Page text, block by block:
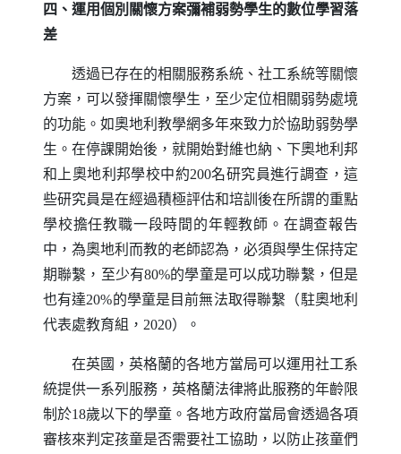
四、運用個別關懷方案彌補弱勢學生的數位學習落
差
透過已存在的相關服務系統、社工系統等關懷
方案，可以發揮關懷學生，至少定位相關弱勢處境
的功能。如奧地利教學網多年來致力於協助弱勢學
生。在停課開始後，就開始對維也納、下奧地利邦
和上奧地利邦學校中約200名研究員進行調查，這
些研究員是在經過積極評估和培訓後在所謂的重點
學校擔任教職一段時間的年輕教師。在調查報告
中，為奧地利而教的老師認為，必須與學生保持定
期聯繫，至少有80%的學童是可以成功聯繫，但是
也有達20%的學童是目前無法取得聯繫（駐奧地利
代表處教育組，2020）。
在英國，英格蘭的各地方當局可以運用社工系
統提供一系列服務，英格蘭法律將此服務的年齡限
制於18歲以下的學童。各地方政府當局會透過各項
審核來判定孩童是否需要社工協助，以防止孩童們